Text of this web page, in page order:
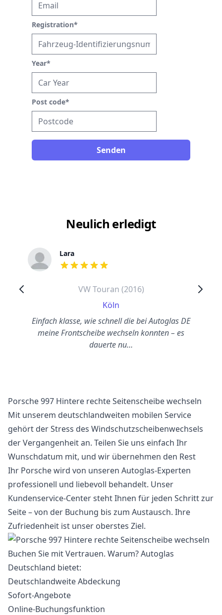
Registration*
Year*
Post code*
Senden
Neulich erledigt
Lara
out of 5 stars
VW Touran (2016)
Köln
Einfach klasse, wie schnell die bei Autoglas DE
meine Frontscheibe wechseln konnten – es
dauerte nu…
Porsche 997 Hintere rechte Seitenscheibe wechseln
Mit unserem deutschlandweiten mobilen Service
gehört der Stress des Windschutzscheibenwechsels
der Vergangenheit an. Teilen Sie uns einfach Ihr
Wunschdatum mit, und wir übernehmen den Rest
Ihr Porsche wird von unseren Autoglas-Experten
professionell und liebevoll behandelt. Unser
Kundenservice-Center steht Ihnen für jeden Schritt zur
Seite – von der Buchung bis zum Austausch. Ihre
Zufriedenheit ist unser oberstes Ziel.
Buchen Sie mit Vertrauen. Warum? Autoglas
Deutschland bietet:
Deutschlandweite Abdeckung
Sofort-Angebote
Online-Buchungsfunktion